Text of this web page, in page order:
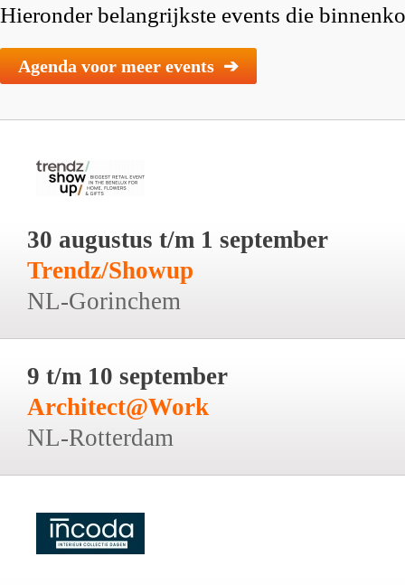
Hieronder belangrijkste events die
Agenda voor meer events ➔
30 augustus t/m 1 september
Trendz/Showup
NL-Gorinchem
9 t/m 10 september
Architect@Work
NL-Rotterdam